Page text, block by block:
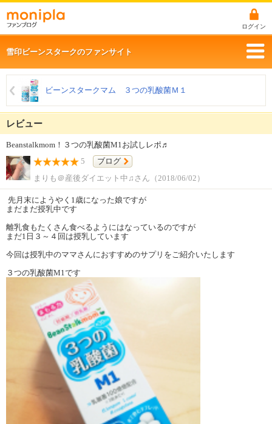
ログイン
雪印ビーンスタークのファンサイト
ビーンスタークマム ３つの乳酸菌Ｍ１
レビュー
Beanstalkmom！３つの乳酸菌M1お試しレポ♬
5
ブログ
まりも＠産後ダイエット中♫さん（2018/06/02）
先月末にようやく1歳になった娘ですが
まだまだ授乳中です
離乳食もたくさん食べるようにはなっているのですが
まだ1日３～４回は授乳しています
今回は授乳中のママさんにおすすめのサプリをご紹介いたします
３つの乳酸菌M1です